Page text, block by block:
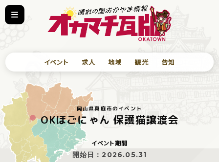
イベント 求人 地域 観光 告知
岡山県真庭市のイベント
OKほごにゃん 保護猫譲渡会
イベント期間
開始日：2026.05.31